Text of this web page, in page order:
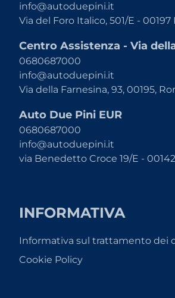
info@autoduepini.it
Via del Foro Italico, 501/E - 00197
Centro Assistenza - Via
0680687000
info@autoduepini.it
Via della Farnesina, 93, 00195,
Auto Due Pini EUR
0680687000
info@autoduepini.it
via Benedetto Croce 19/E -
INFORMATIVA
Informativa sul trattamento dei
Cookie Policy